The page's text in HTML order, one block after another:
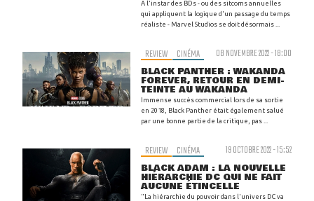
A l'instar des BDs - ou des sitcoms annuelles
qui appliquent la logique d'un passage du temps
réaliste - Marvel Studios se doit désormais ...
REVIEW CINÉMA 08 NOVEMBRE 2022 - 18:00
BLACK PANTHER : WAKANDA
FOREVER, RETOUR EN DEMI-
TEINTE AU WAKANDA
Immense succès commercial lors de sa sortie
en 2018, Black Panther était également salué
par une bonne partie de la critique, pas ...
REVIEW CINÉMA 19 OCTOBRE 2022 - 15:52
BLACK ADAM : LA NOUVELLE
HIÉRARCHIE DC QUI NE FAIT
AUCUNE ÉTINCELLE
"La hiérarchie du pouvoir dans l'univers DC va